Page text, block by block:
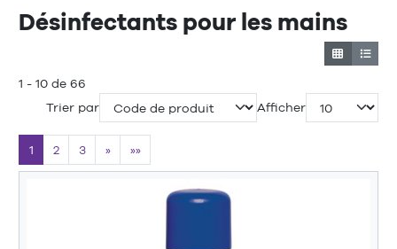
Désinfectants pour les mains
1 - 10 de 66
Trier par
Afficher
1 2 3 » »»